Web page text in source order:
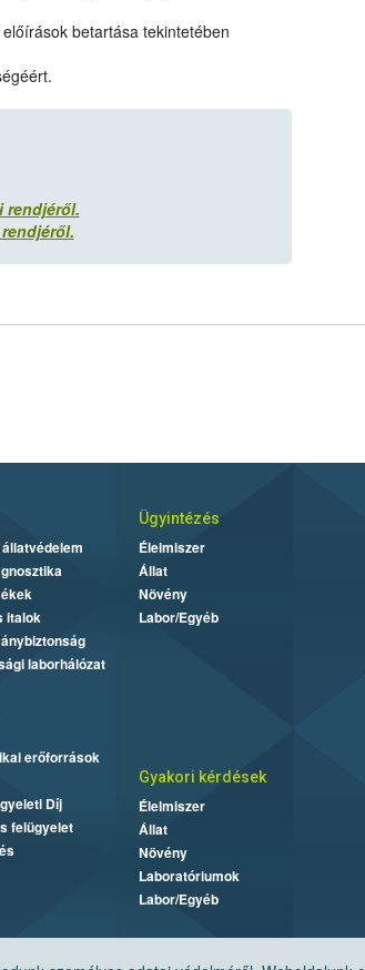
betartása tekintetében
rendjéről.
italok
laborhálózat
erőforrások
Díj
felügyelet
Ügyintézés
Élelmiszer
Állat
Növény
Labor/Egyéb
Gyakori kérdések
Élelmiszer
Állat
Növény
Laboratóriumok
Labor/Egyéb